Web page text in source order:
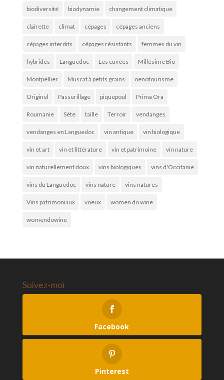
biodiversité biodynamie changement climatique
clairette climat cépages cépages anciens
cépages interdits cépages résistants femmes du vin
hybrides Languedoc Les cuvées Millésime Bio
Montpellier Muscat à petits grains oenotourisme
Originel Passerillage piquepoul Prima Ora
Roumanie Sète taille Terroir vendanges
vendanges en Languedoc vin antique vin biologique
vin et art vin et littérature vin et patrimoine vin nature
vin naturellement doux vins biologiques vins d'Occitanie
vins du Languedoc vins nature vins natures
Vins patrimoniaux voeux women do wine
womendowine
Suivez-moi
Facebook
Pinterest